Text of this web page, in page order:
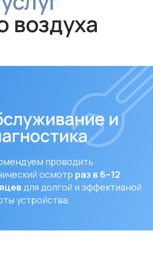
долгой и эффективной